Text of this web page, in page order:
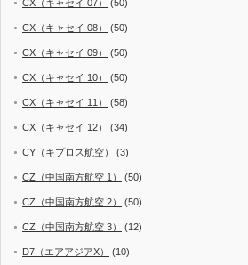
CX（キャセイ 07） (50)
CX（キャセイ 08） (50)
CX（キャセイ 09） (50)
CX（キャセイ 10） (50)
CX（キャセイ 11） (58)
CX（キャセイ 12） (34)
CY（キプロス航空） (3)
CZ（中国南方航空 1） (50)
CZ（中国南方航空 2） (50)
CZ（中国南方航空 3） (12)
D7（エアアジアX） (10)